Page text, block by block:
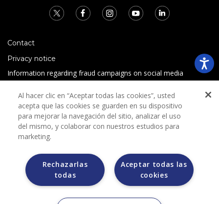
Contact
Privacy notice
Information regarding fraud campaigns on social media
Terms and conditions
Grupo Bimbo does not request any kind of payment during
the selection process.
Grupo Bimbo does not sell vehicles on other websites, but
Al hacer clic en “Aceptar todas las cookies”, usted
acepta que las cookies se guarden en su dispositivo
para mejorar la navegación del sitio, analizar el uso
del mismo, y colaborar con nuestros estudios para
marketing.
Aceptar todas las
cookies
Rechazarlas
todas